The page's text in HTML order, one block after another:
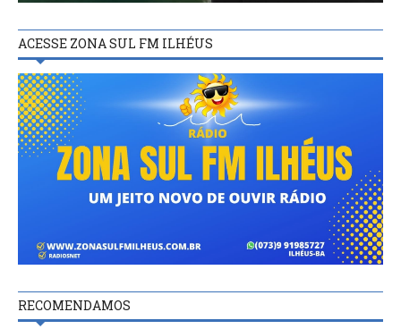
ACESSE ZONA SUL FM ILHÉUS
RECOMENDAMOS